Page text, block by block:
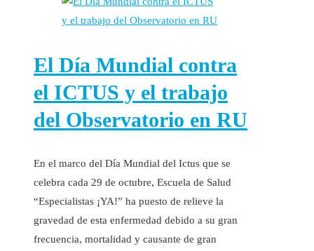
El Día Mundial contra
el ICTUS y el trabajo
del Observatorio en RU
En el marco del Día Mundial del Ictus que se
celebra cada 29 de octubre, Escuela de Salud
“Especialistas ¡YA!” ha puesto de relieve la
gravedad de esta enfermedad debido a su gran
frecuencia, mortalidad y causante de gran